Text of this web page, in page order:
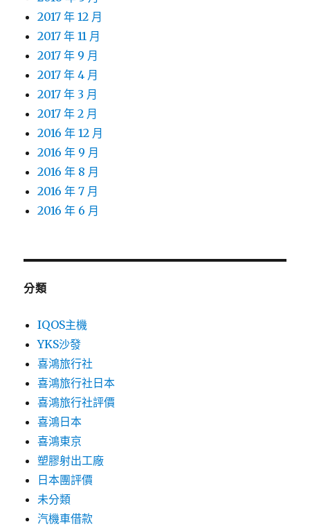
2017 年 12 月
2017 年 11 月
2017 年 9 月
2017 年 4 月
2017 年 3 月
2017 年 2 月
2016 年 12 月
2016 年 9 月
2016 年 8 月
2016 年 7 月
2016 年 6 月
分類
IQOS主機
YKS沙發
喜鴻旅行社
喜鴻旅行社日本
喜鴻旅行社評價
喜鴻日本
喜鴻東京
塑膠射出工廠
日本團評價
未分類
汽機車借款